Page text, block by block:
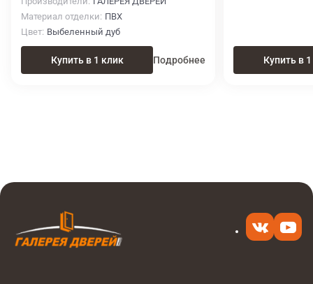
Материал отделки ПВХ
Цвет Выбеленный дуб
Купить в 1 клик Подробнее Купить в